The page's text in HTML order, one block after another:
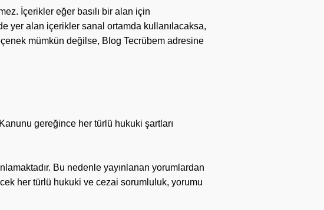
İçerikler eğer basılı bir alan için
yer alan içerikler sanal ortamda kullanılacaksa,
mümkün değilse, Blog Tecrübem adresine
gereğince her türlü hukuki şartları
Bu nedenle yayınlanan yorumlardan
her türlü hukuki ve cezai sorumluluk, yorumu